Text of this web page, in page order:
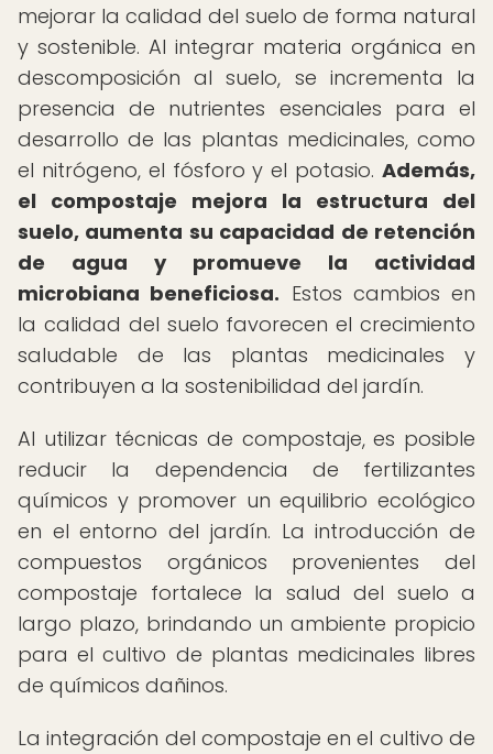
mejorar la calidad del suelo de forma natural
y sostenible. Al integrar materia orgánica en
descomposición al suelo, se incrementa la
presencia de nutrientes esenciales para el
desarrollo de las plantas medicinales, como
el nitrógeno, el fósforo y el potasio. Además,
el compostaje mejora la estructura del
suelo, aumenta su capacidad de retención
de agua y promueve la actividad
microbiana beneficiosa. Estos cambios en
la calidad del suelo favorecen el crecimiento
saludable de las plantas medicinales y
contribuyen a la sostenibilidad del jardín.
Al utilizar técnicas de compostaje, es posible
reducir la dependencia de fertilizantes
químicos y promover un equilibrio ecológico
en el entorno del jardín. La introducción de
compuestos orgánicos provenientes del
compostaje fortalece la salud del suelo a
largo plazo, brindando un ambiente propicio
para el cultivo de plantas medicinales libres
de químicos dañinos.
La integración del compostaje en el cultivo de